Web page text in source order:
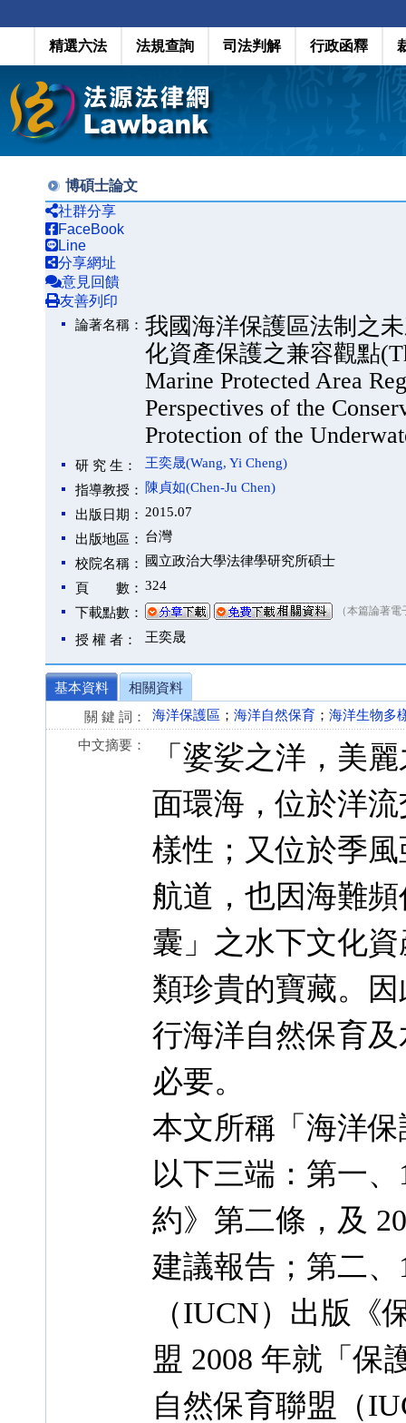
精選六法 法規查詢 司法判解 行政函釋
博碩士論文
社群分享
FaceBook
Line
分享網址
意見回饋
友善列印
論著名稱： 我國海洋保護區法制之
化資產保護之兼容觀點
Marine Protected Area
Perspectives of the
Protection of the
研 究 生：
王奕晟(Wang, Yi Cheng)
指導教授：
陳貞如(Chen-Ju Chen)
出版日期： 2015.07
出版地區： 台灣
校院名稱：
國立政治大學法律學研究所碩士
頁 數： 324
下載點數：
（本篇論著
授 權 者： 王奕晟
基本資料
相關資料
關 鍵 詞：
海洋保護區 ； 海洋自然保育 ； 海洋生物多
中文摘要：
「婆娑之洋，美
面環海，位於洋
樣性；又位於季
航道，也因海難
囊」之水下文化
類珍貴的寶藏。
行海洋自然保育
必要。
本文所稱「海洋
以下三端：第一
約》第二條，及
建議報告；第二
（IUCN）出版《
盟 2008 年就「保
自然保育聯盟（